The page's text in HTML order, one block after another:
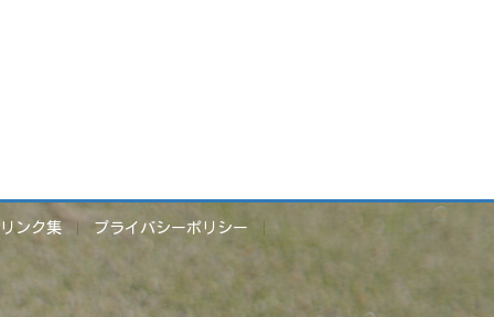
リンク集 プライバシーポリシー